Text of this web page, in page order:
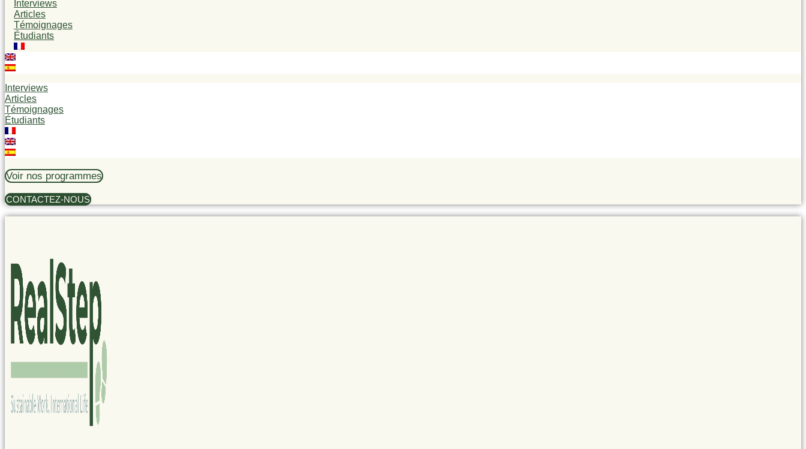
Interviews
Articles
Témoignages
Étudiants
Interviews
Articles
Témoignages
Étudiants
Voir nos programmes
CONTACTEZ-NOUS